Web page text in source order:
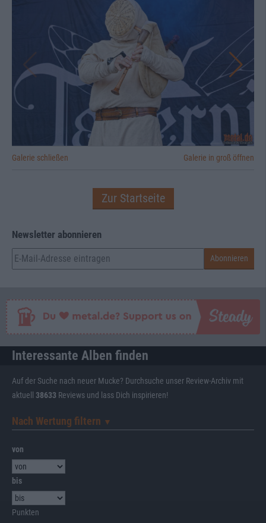
Galerie schließen Galerie in groß öffnen
Zur Startseite
Newsletter abonnieren
Interessante Alben finden
Auf der Suche nach neuer Mucke? Durchsuche unser Review-Archiv mit
aktuell 38633 Reviews und lass Dich inspirieren!
Nach Wertung filtern ▼︎
von
bis
Punkten